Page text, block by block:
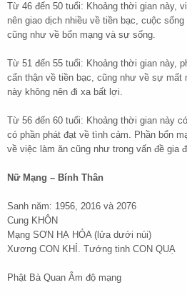
Từ 46 đến 50 tuổi: Khoảng thời gian này,
nên giao dịch nhiều về tiền bạc, cuộc
cũng như về bổn mạng và sự sống.
Từ 51 đến 55 tuổi: Khoảng thời gian này,
cẩn thận về tiền bạc, cũng như về sự mất
này không nên đi xa bất lợi.
Từ 56 đến 60 tuổi: Khoảng thời gian này
có phần phát đạt về tình cảm. Phần bổn
về việc làm ăn cũng như trong vấn đề gia
Nữ Mạng – Bính Thân
Sanh năm: 1956, 2016 và 2076
Cung KHÔN
Mạng SƠN HẠ HỎA (lửa dưới núi)
Xương CON KHỈ. Tướng tinh CON QUẠ
Phật Bà Quan Âm độ mạng